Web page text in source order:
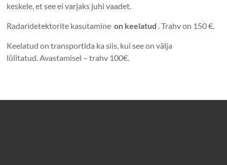
keskele, et see ei varjaks juhi vaadet.
Radaridetektorite kasutamineon keelatud . Trahv on 150 €.
Keelatud on transportida ka siis, kui see on välja
lülitatud. Avastamisel – trahv 100€.